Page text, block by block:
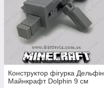
Конструктор фігурка Дельфін
Майнкрафт Dolphin 9 см